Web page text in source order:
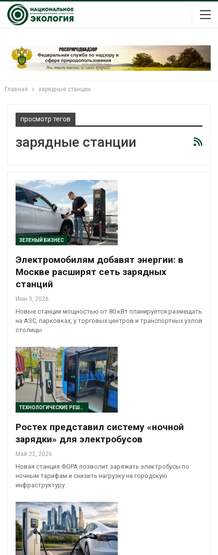
Главная зарядные станции
просмотр тегов
зарядные станции
ЗЕЛЕНЫЙ БИЗНЕС
Электромобилям добавят энергии: в
Москве расширят сеть зарядных
станций
Июн 3, 2026
Новые станции мощностью от 80 кВт планируется размещать
на АЗС, парковках, у торговых центров и транспортных узлов
столицы
ТЕХНОЛОГИЧЕСКИЕ РЕШЕНИЯ
Ростех представил систему «ночной
зарядки» для электробусов
Май 22, 2026
Новая станция ФОРА позволит заряжать электробусы по
ночным тарифам и снизить нагрузку на городскую
инфраструктуру